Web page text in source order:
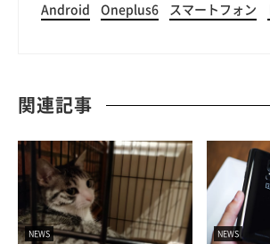
Android Oneplus6 スマートフォン
関連記事
NEWS NEWS